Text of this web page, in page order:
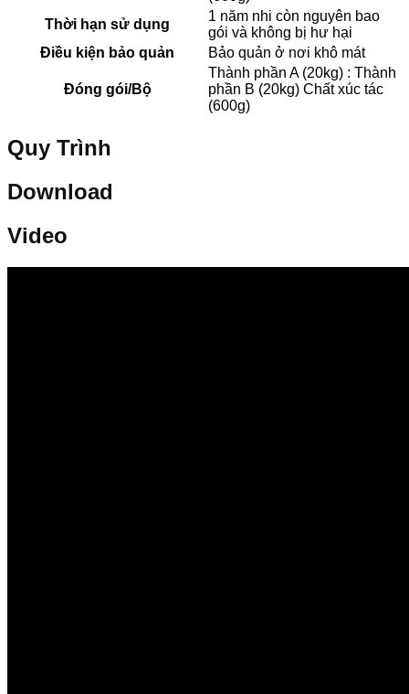
Thời hạn sử dụng
1 năm nhi còn nguyên bao
gói và không bị hư hại
Điều kiện bảo quản
Bảo quản ở nơi khô mát
Đóng gói/Bộ
Thành phần A (20kg) : Thành
phần B (20kg) Chất xúc tác
(600g)
Quy Trình
Download
Video